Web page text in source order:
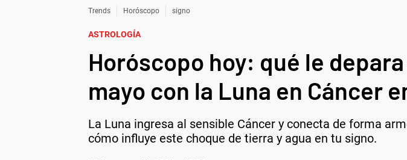
Trends Horóscopo signo
ASTROLOGÍA
Horóscopo hoy: qué le
mayo con la Luna en Cáncer
La Luna ingresa al sensible Cáncer y conecta de forma
cómo influye este choque de tierra y agua en tu signo.